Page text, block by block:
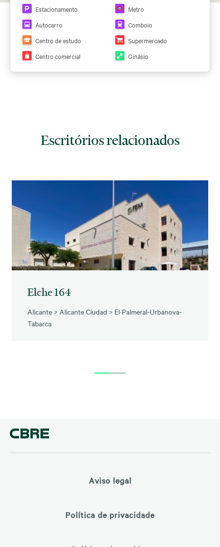
Estacionamento
Metro
Autocarro
Comboio
Centro de estudo
Supermercado
Centro comercial
Ginásio
Escritórios relacionados
Elche 164
Alicante > Alicante Ciudad > El Palmeral-Urbanova-
Tabarca
Aviso legal
Política de privacidade